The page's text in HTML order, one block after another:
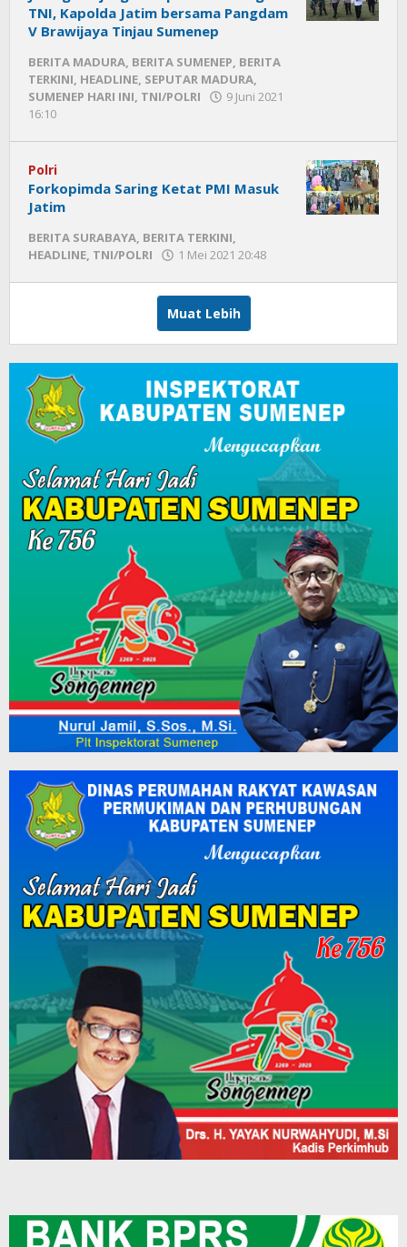
TNI, Kapolda Jatim bersama Pangdam
V Brawijaya Tinjau Sumenep
BERITA MADURA, BERITA SUMENEP, BERITA
TERKINI, HEADLINE, SEPUTAR MADURA,
SUMENEP HARI INI, TNI/POLRI
9 Juni 2021
16:10
Polri
Forkopimda Saring Ketat PMI Masuk
Jatim
BERITA SURABAYA, BERITA TERKINI,
HEADLINE, TNI/POLRI 1 Mei 2021 20:48
Muat Lebih